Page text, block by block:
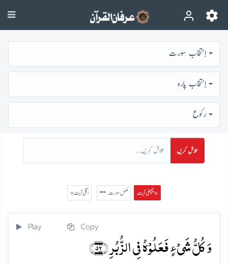
اِنتخاب سورت
اِنتخاب پارہ
رُكوع
تلاش کریں
پچھلی آیت » مکمل سورت « اگلی آیت
Play Copy
وَ کُلُّ شَیۡءٍ فَعَلُوۡہُ فِی الزُّبُرِ ﴿۵۲﴾